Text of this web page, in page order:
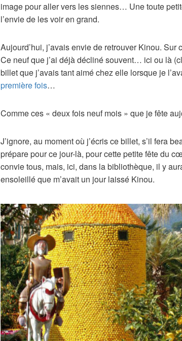
image pour aller vers les siennes… Une toute
l’envie de les voir en grand.
Aujourd’hui, j’avais envie de retrouver Kinou.
Ce neuf que j’ai déjà décliné souvent… ici ou là
billet que j’avais tant aimé chez elle lorsque je
première fois…
Comme ces « deux fois neuf mois » que je fête
J’ignore, au moment où j’écris ce billet, s’il fera
prépare pour ce jour-là, pour cette petite fête du
convie tous, mais, ici, dans la bibliothèque, il y
ensoleillé que m’avait un jour laissé Kinou.